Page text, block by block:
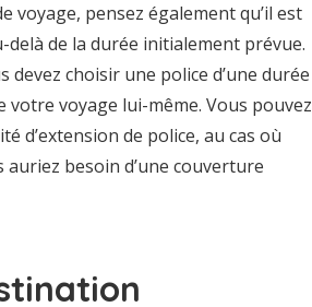
voyage, pensez également qu’il est
de la durée initialement prévue.
choisir une police d’une durée
votre voyage lui-même. Vous pouvez
d’extension de police, au cas où
besoin d’une couverture